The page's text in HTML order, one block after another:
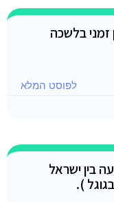
זמני בלשכה
לפוסט המלא
בין ישראל
).